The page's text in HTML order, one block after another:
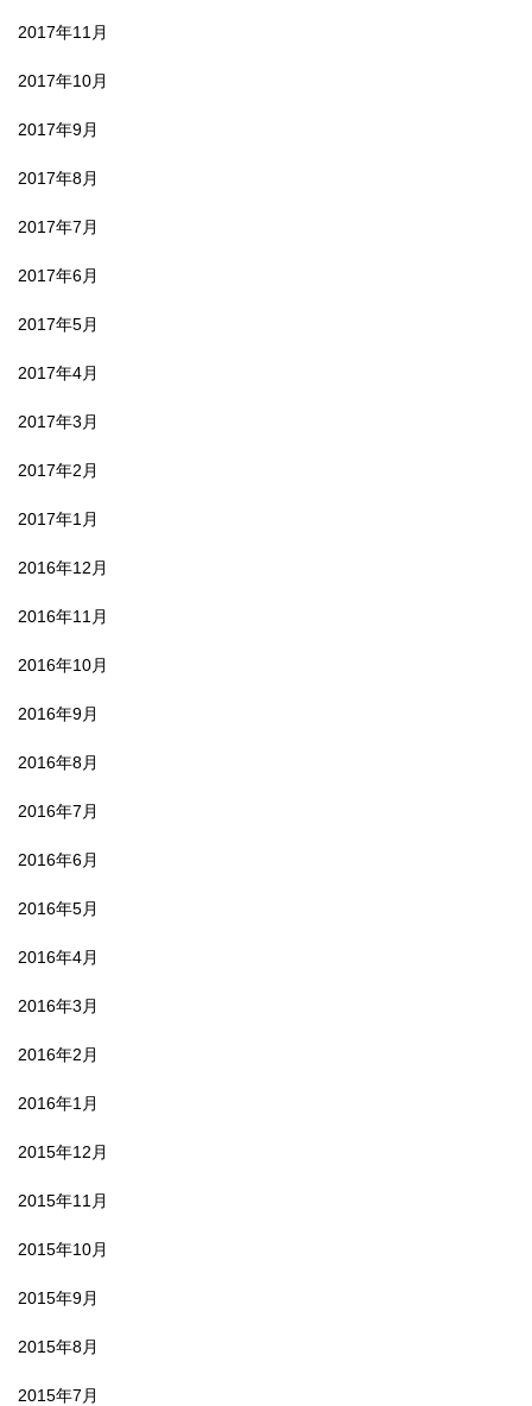
2017年11月
2017年10月
2017年9月
2017年8月
2017年7月
2017年6月
2017年5月
2017年4月
2017年3月
2017年2月
2017年1月
2016年12月
2016年11月
2016年10月
2016年9月
2016年8月
2016年7月
2016年6月
2016年5月
2016年4月
2016年3月
2016年2月
2016年1月
2015年12月
2015年11月
2015年10月
2015年9月
2015年8月
2015年7月